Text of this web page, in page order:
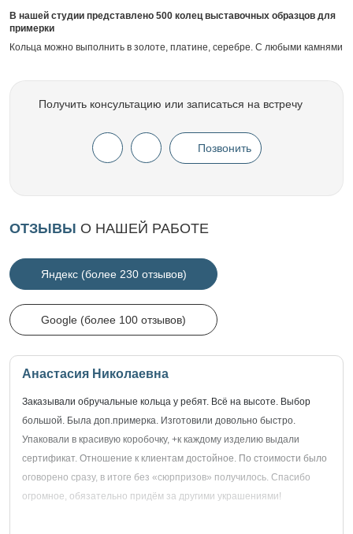
В нашей студии представлено 500 колец выставочных образцов для
примерки
Кольца можно выполнить в золоте, платине, серебре. С любыми камнями
Получить консультацию или записаться на встречу
Позвонить
ОТЗЫВЫ О НАШЕЙ РАБОТЕ
Яндекс (более 230 отзывов)
Google (более 100 отзывов)
Анастасия Николаевна
Заказывали обручальные кольца у ребят. Всё на высоте. Выбор
большой. Была доп.примерка. Изготовили довольно быстро.
Упаковали в красивую коробочку, +к каждому изделию выдали
сертификат. Отношение к клиентам достойное. По стоимости было
оговорено сразу, в итоге без «сюрпризов» получилось. Спасибо
огромное, обязательно придём за другими украшениями!